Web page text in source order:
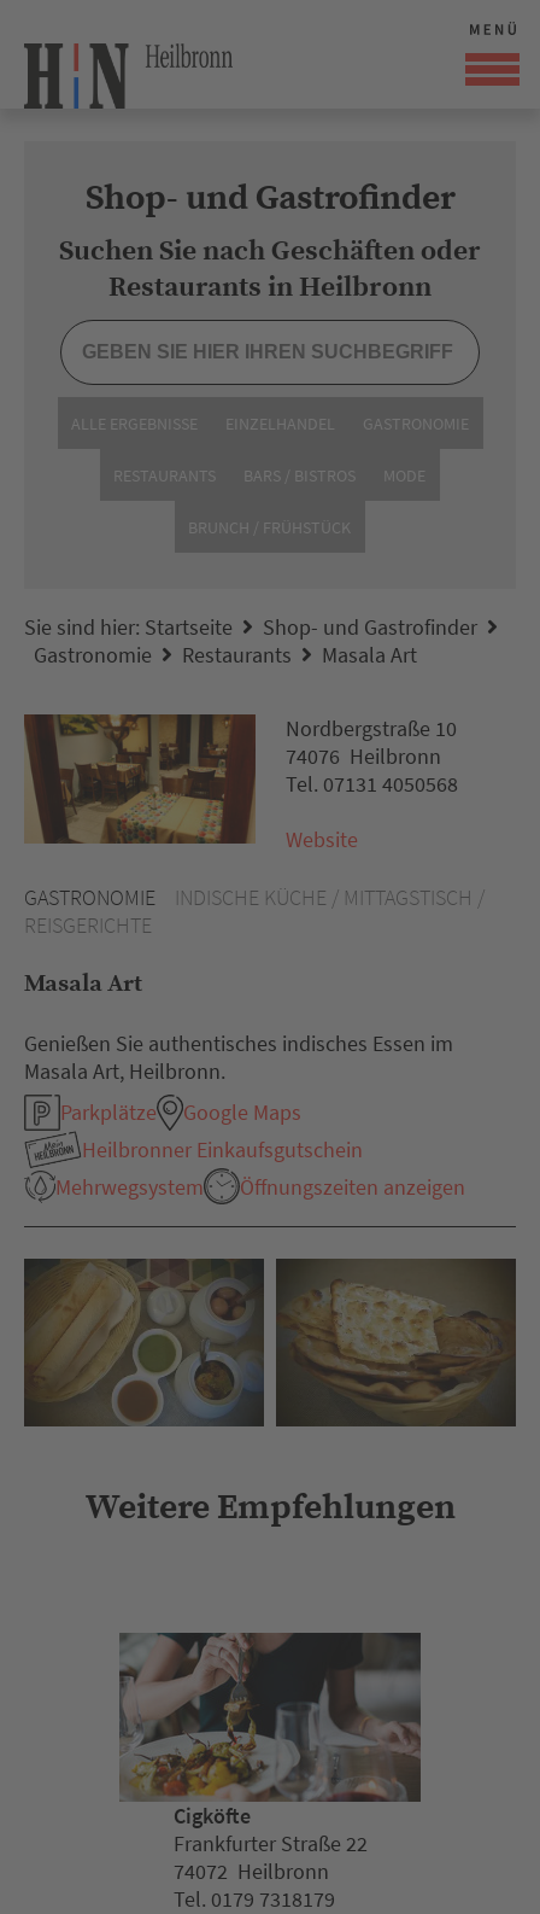
Shop- und Gastrofinder
Suchen Sie nach Geschäften oder
Restaurants in Heilbronn
ALLE ERGEBNISSE EINZELHANDEL GASTRONOMIE
RESTAURANTS BARS / BISTROS MODE
BRUNCH / FRÜHSTÜCK
Sie sind hier: Startseite
Shop- und Gastrofinder
Gastronomie
Restaurants Masala Art
GASTRONOMIE
INDISCHE KÜCHE / MITTAGSTISCH /
REISGERICHTE
Masala Art
Genießen Sie authentisches indisches Essen im
Masala Art, Heilbronn.
Parkplätze
Google Maps
Heilbronner Einkaufsgutschein
Mehrwegsystem
Öffnungszeiten anzeigen
Nordbergstraße 10
74076 Heilbronn
Tel. 07131 4050568
Website
Weitere Empfehlungen
Cigköfte
Frankfurter Straße 22
74072 Heilbronn
Tel. 0179 7318179